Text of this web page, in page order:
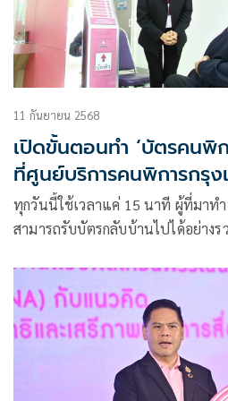
11 กันยายน 2568
เปิดขั้นตอนทำ ‘บัตรคนพิ
ที่ศูนย์บริการคนพิการกรุง
ทุกวันนี้ใช้เวลาแค่ 15 นาที ผู้ที่มาท
สามารถรับบัตรกลับบ้านไปได้อย่างร